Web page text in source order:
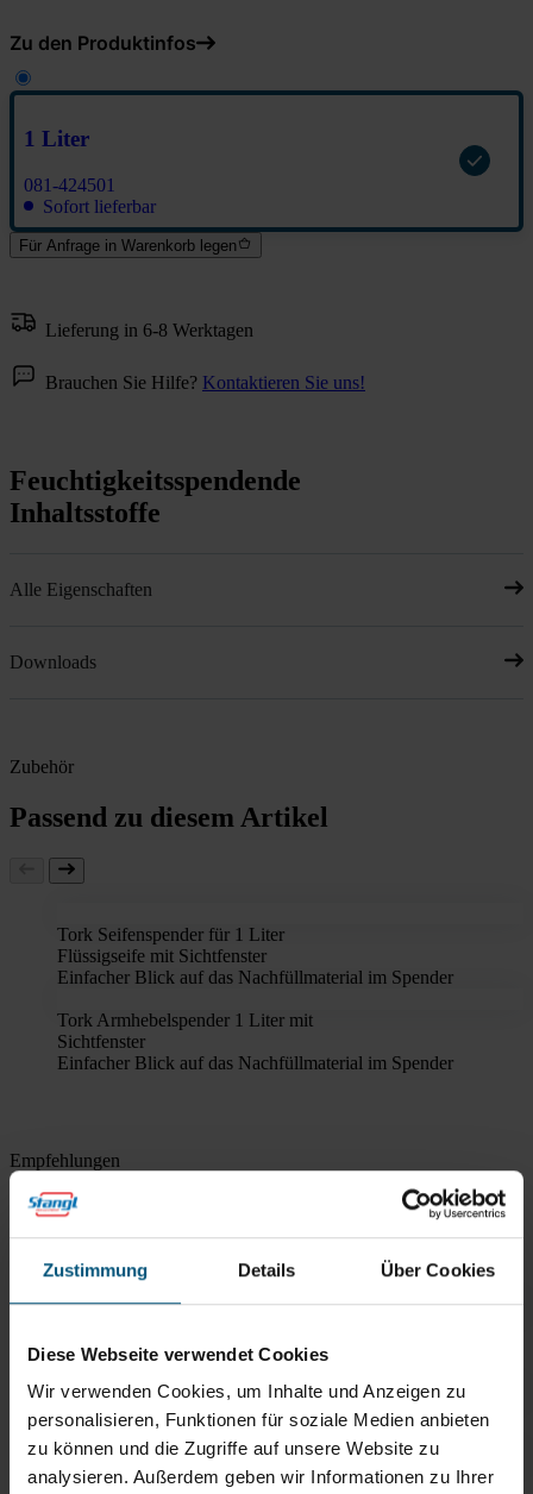
Zustimmung Details Über Cookies
Diese Webseite verwendet Cookies
Wir verwenden Cookies, um Inhalte und Anzeigen zu
personalisieren, Funktionen für soziale Medien anbieten
zu können und die Zugriffe auf unsere Website zu
analysieren. Außerdem geben wir Informationen zu Ihrer
Zu den Produktinfos
1 Liter
081-424501
Sofort lieferbar
Für Anfrage in Warenkorb legen
Lieferung in 6-8 Werktagen
Brauchen Sie Hilfe? Kontaktieren Sie uns!
Feuchtigkeitsspendende
Inhaltsstoffe
Alle Eigenschaften
Downloads
Zubehör
Passend zu diesem Artikel
Tork Seifenspender für 1 Liter
Flüssigseife mit Sichtfenster
Einfacher Blick auf das Nachfüllmaterial im Spender
Tork Armhebelspender 1 Liter mit
Sichtfenster
Einfacher Blick auf das Nachfüllmaterial im Spender
Empfehlungen
Oft zusammen gekauft
Liter
Tork Sensitive Schaumseife
Ohne Zusatz von Duftstoffen
Tork Händedesinfektionsgel S4